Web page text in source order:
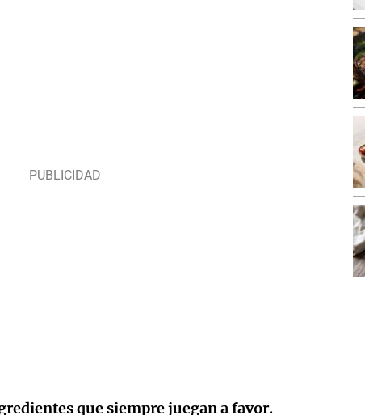
que siempre juegan a favor.